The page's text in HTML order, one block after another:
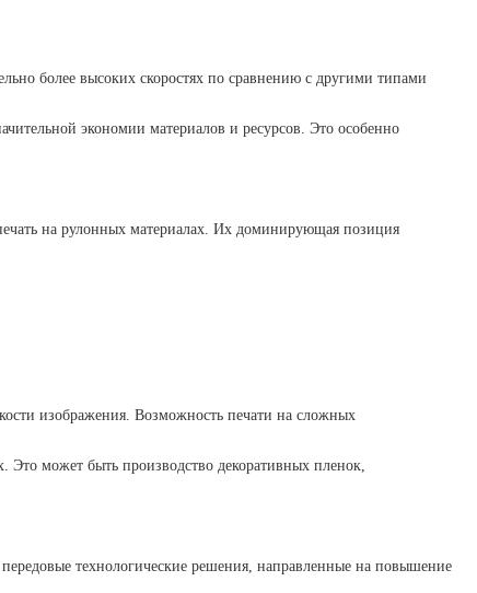
более высоких скоростях по сравнению с другими типами
экономии материалов и ресурсов. Это особенно
на рулонных материалах. Их доминирующая позиция
изображения. Возможность печати на сложных
Это может быть производство декоративных пленок,
технологические решения, направленные на повышение